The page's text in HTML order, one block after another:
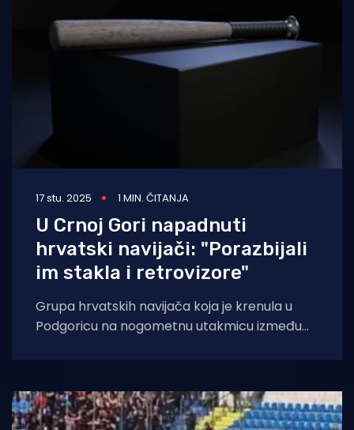
17 stu. 2025 1 MIN. ČITANJA
U Crnoj Gori napadnuti
hrvatski navijači: "Porazbijali
im stakla i retrovizore"
Grupa hrvatskih navijača koja je krenula u
Podgoricu na nogometnu utakmicu između